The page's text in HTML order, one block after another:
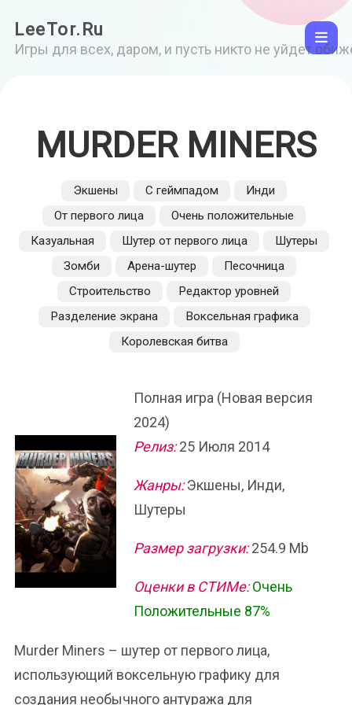
LeeTor.Ru
Игры для всех, даром, и пусть никто не уйдет
MURDER MINERS
Экшены С геймпадом
Инди
От первого лица
Очень положительные
Казуальная
Шутер от первого лица
Шутеры
Зомби
Арена-шутер
Песочница
Строительство
Редактор уровней
Разделение экрана
Воксельная графика
Королевская битва
Полная игра (Новая версия
2024)
Релиз:25 Июля 2014
Жанры:Экшены, Инди,
Шутеры
Размер загрузки:254.9 Mb
Оценки в СТИМе: Очень
Положительные 87%
Murder Miners – шутер от первого лица,
использующий воксельную графику для
создания необычного антуража для